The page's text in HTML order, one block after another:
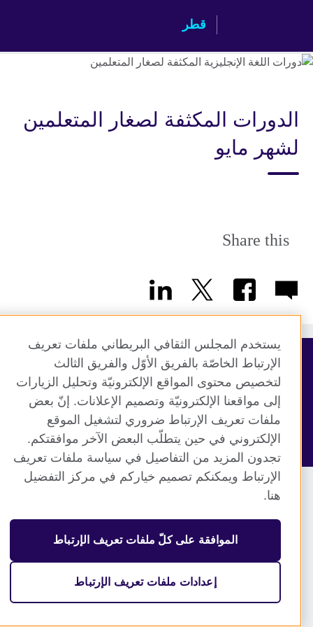
content
قطر
الدورات المكثفة لصغار المتعلمين
لشهر مايو
Share this
منظمة المملكة المتحدة الدولية للعلاقات الثقافية والفرص
التعليمية. جمعية خيرية مسجلة تحت رقم 209131 (إنجلترا وويلز)
يستخدم المجلس الثقافي البريطاني ملفات تعريف
الإرتباط الخاصّة بالفريق الأوّل والفريق الثالث
لتخصيص محتوى المواقع الإلكترونيّة وتحليل الزيارات
إلى مواقعنا الإلكترونيّة وتصميم الإعلانات. إنّ بعض
ملفات تعريف الإرتباط ضروري لتشغيل الموقع
الإلكتروني في حين يتطلّب البعض الآخر موافقتكم.
تجدون المزيد من التفاصيل في سياسة ملفات تعريف
الإرتباط ويمكنكم تصميم خياركم في مركز التفضيل
هنا.
الموافقة على كلّ ملفات تعريف الإرتباط
إعدادات ملفات تعريف الإرتباط